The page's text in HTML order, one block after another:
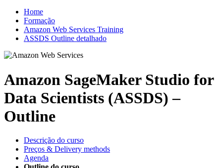
Home
Formação
Amazon Web Services Training
ASSDS Outline detalhado
Amazon SageMaker Studio for
Data Scientists (ASSDS) –
Outline
Descrição do curso
Preços & Delivery methods
Agenda